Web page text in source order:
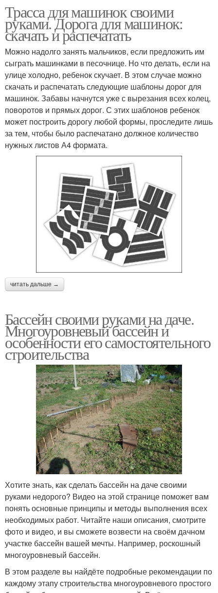
Трасса для машинок своими
руками. Дорога для машинок:
скачать и распечатать
Можно надолго занять мальчиков, если предложить им
сыграть машинками в песочнице. Но что делать, если на
улице холодно, ребенок скучает. В этом случае можно
скачать и распечатать следующие шаблоны дорог для
машинок. Забавы начнутся уже с вырезания всех колец,
поворотов и прямых дорог. С этих шаблонов ребенок
может построить дорогу любой формы, проследите лишь
за тем, чтобы было распечатано должное количество
нужных листов А4 формата.
читать дальше →
Бассейн своими руками на даче.
Многоуровневый бассейн и
особенности его самостоятельного
строительства
Хотите знать, как сделать бассейн на даче своими
руками недорого? Видео на этой странице поможет вам
понять основные принципы и методы выполнения всех
необходимых работ. Читайте наши описания, смотрите
фото и видео, и вы сможете возвести на своём дачном
участке бассейн вашей мечты. Например, роскошный
многоуровневый бассейн.
В этом разделе вы найдёте подробные рекомендации по
каждому этапу строительства многоуровневого простого